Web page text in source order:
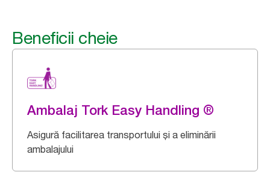
Beneficii cheie
Ambalaj Tork Easy Handling ®
Asigură facilitarea transportului și a eliminării
ambalajului